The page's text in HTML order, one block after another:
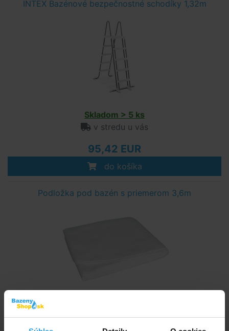
INTEX Bazénové bezpečnostné schodíky 1,32m
Skladom > 5 ks
v stredu u vás
95,42 EUR
do košíka
Podložka pod bazén s priemerom 3,6m
v stredu u vás